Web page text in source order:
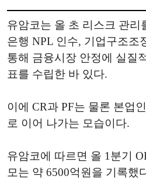
유암코는 올 초 리스크 관리
은행 NPL 인수, 기업구조조
통해 금융시장 안정에 실질
표를 수립한 바 있다.
이에 CR과 PF는 물론 본업
로 이어 나가는 모습이다.
유암코에 따르면 올 1분기
모는 약 6500억원을 기록했